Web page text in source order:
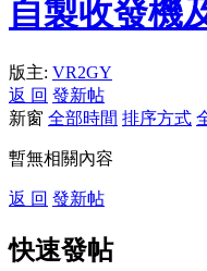
自製收發機
版主: VR2GY
返 回 發新帖
新窗 全部時間 排序方式
暫無相關內容
返 回 發新帖
快速發帖